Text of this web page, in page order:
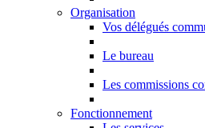
Organisation
Vos délégués
Le bureau
Les commissions
Fonctionnement